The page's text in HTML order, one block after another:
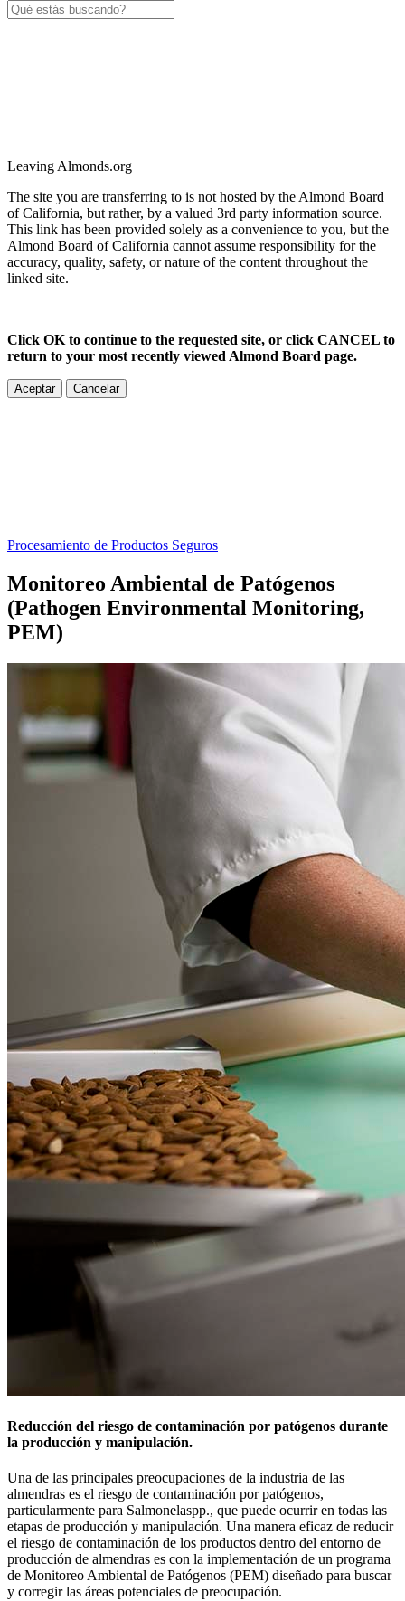
Leaving Almonds.org
The site you are transferring to is not hosted by the Almond Board
of California, but rather, by a valued 3rd party information source.
This link has been provided solely as a convenience to you, but the
Almond Board of California cannot assume responsibility for the
accuracy, quality, safety, or nature of the content throughout the
linked site.
Click OK to continue to the requested site, or click CANCEL to
return to your most recently viewed Almond Board page.
Aceptar Cancelar
Procesamiento de Productos Seguros
Monitoreo Ambiental de Patógenos
(Pathogen Environmental Monitoring,
PEM)
Reducción del riesgo de contaminación por patógenos durante
la producción y manipulación.
Una de las principales preocupaciones de la industria de las
almendras es el riesgo de contaminación por patógenos,
particularmente para Salmonelaspp., que puede ocurrir en todas las
etapas de producción y manipulación. Una manera eficaz de reducir
el riesgo de contaminación de los productos dentro del entorno de
producción de almendras es con la implementación de un programa
de Monitoreo Ambiental de Patógenos (PEM) diseñado para buscar
y corregir las áreas potenciales de preocupación.